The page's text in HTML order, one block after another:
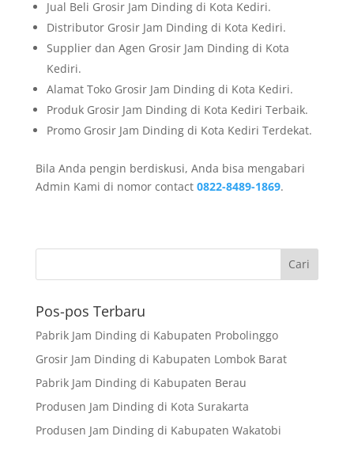
Jual Beli Grosir Jam Dinding di Kota Kediri.
Distributor Grosir Jam Dinding di Kota Kediri.
Supplier dan Agen Grosir Jam Dinding di Kota
Kediri.
Alamat Toko Grosir Jam Dinding di Kota Kediri.
Produk Grosir Jam Dinding di Kota Kediri Terbaik.
Promo Grosir Jam Dinding di Kota Kediri Terdekat.
Bila Anda pengin berdiskusi, Anda bisa mengabari
Admin Kami di nomor contact 0822-8489-1869.
Pos-pos Terbaru
Pabrik Jam Dinding di Kabupaten Probolinggo
Grosir Jam Dinding di Kabupaten Lombok Barat
Pabrik Jam Dinding di Kabupaten Berau
Produsen Jam Dinding di Kota Surakarta
Produsen Jam Dinding di Kabupaten Wakatobi